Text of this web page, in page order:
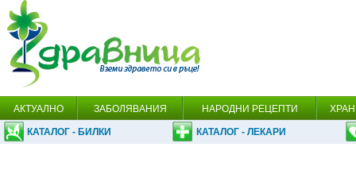
АКТУАЛНО ЗАБОЛЯВАНИЯ НАРОДНИ РЕЦЕПТИ
КАТАЛОГ - БИЛКИ КАТАЛОГ - ЛЕКАРИ